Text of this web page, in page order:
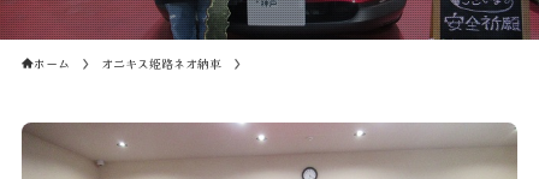
ホーム オニキス姫路ネオ納車